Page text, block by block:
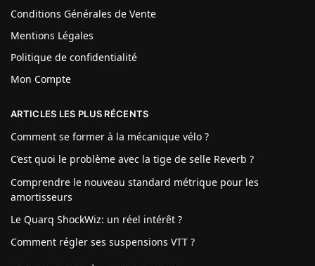
Conditions Générales de Vente
Mentions Légales
Politique de confidentialité
Mon Compte
ARTICLES LES PLUS RÉCENTS
Comment se former à la mécanique vélo ?
C’est quoi le problème avec la tige de selle Reverb ?
Comprendre le nouveau standard métrique pour les
amortisseurs
Le Quarq ShockWiz: un réel intérêt ?
Comment régler ses suspensions VTT ?